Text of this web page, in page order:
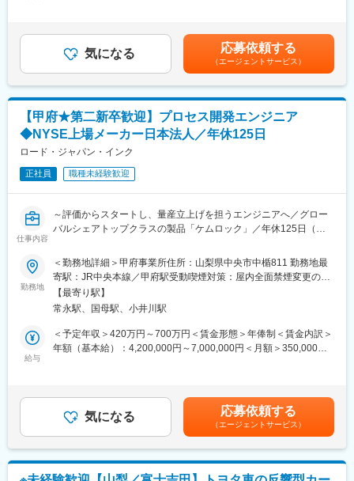
・1日あたり3件程のメンテナンスを行います。緊急時の対応もあ
りますが、夜間は受け付けていないため、プライベートとの両立
が可能です。
・機械と電気の両方の知見が必要とされる業務となりますが、教
育体制が整っているため、機械もしくは電気のどちらか一方の経
験しかない方も、ご自身の領域を広げスキルアップしていくこと
が可能です。
■教育体制／スキルアップ：
・入社後は最低1年間は先輩社員と一緒に点検等行いますので、ま
中途で入社した社員も1年程で一人立ちしていっております。少人
数で教える環境があるので分からない事もすぐに聞ける環境で
す。
・負担の少ない作業からお任せしていきます。一般的なドライバ
ーを使用するのですぐに慣れていただけると思います。
・各種資格取得支援制度により、入社後にクレーン運転士／玉掛
否関わらず）
■当社の魅力：
創業から48年の実績があり、多くのお客様からご依頼を頂いてお
ります。クレーンを設置した後は、１年以内ごとに１回及び１ヶ
月以内ごとに１回、所定の項目について、定期に自主検査を行う
ことが義務づけられており、定期的にお取引先からのお問い合わ
験・スキルを考慮のうえ、当社規定にて決定■昇給：1月あたり
2,000円～10,000円（前年度実績）■賞与：年3回（7月・9月・12
月）■モデル年収：入社2年目年収420万円入社7年目年収550万円
賃金はあくまでも目安の金額であり、選考を通じて上下する可能
性があります。月給(月額)は固定手当を含めた表記です。
気になる 応募依頼する
（エージェントサービス）
【甲府★第二新卒歓迎】プロセス開発エンジニア
◆NYSE上場メーカー日本法人／年休125日
ロード・ジャパン・インク
正社員 職種未経験歓迎
仕事内容
～評価からスタートし、量産立上げを担うエンジニアへ／グロー
バルシェアトップクラスの製品「ケムロック」／年休125日（土
■ミッション：
入社後は、先輩のサポートを受けながら評価やデータ整理、改善
業務からスタートしていただきます。業務を通じて経験を積み、
徐々に担当範囲を広げながら、製品の量産立上げに関わる中核メ
ンバーへと成長していただくことを期待しています。その過程
で、技術・品質・コストのバランスを意識した課題解決力を身に
つけていただきます。将来的には、新製品開発の初期検討から関
■当社について：
ロード・ジャパン・インクは、ものづくりを支える製品や技術を
提供している会社です。主に、部品をしっかり固定するための接
世界中にある開発・製造拠点と連携し、日本のお客様に品質の高
勤務地
＜勤務地詳細＞甲府事業所住所：山梨県中央市中楯811 勤務地最
寄駅：JR中央本線／甲府駅受動喫煙対策：屋内全面禁煙変更の範
囲：会社の定める事業所
【最寄り駅】
常永駅、国母駅、小井川駅
給与
＜予定年収＞420万円～700万円＜賃金形態＞年俸制＜賃金内訳＞
年額（基本給）：4,200,000円～7,000,000円＜月額＞350,000円
気になる 応募依頼する
（エージェントサービス）